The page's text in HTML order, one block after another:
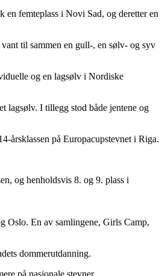
femteplass i Novi Sad, og deretter en
til sammen en gull-, en sølv- og syv
og en lagsølv i Nordiske
lagsølv. I tillegg stod både jentene og
årsklassen på Europacupstevnet i Riga.
og henholdsvis 8. og 9. plass i
Oslo. En av samlingene, Girls Camp,
dommerutdanning.